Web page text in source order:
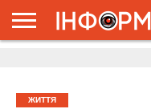
ЖИТТЯ